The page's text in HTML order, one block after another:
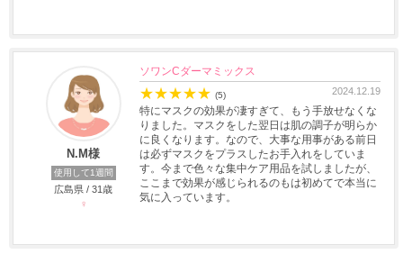
N.M様
使用して1週間
広島県 / 31歳
♀
ソワンCダーマミックス
★★★★★ (5) 2024.12.19
特にマスクの効果が凄すぎて、もう手放せなくな
りました。マスクをした翌日は肌の調子が明らか
に良くなります。なので、大事な用事がある前日
は必ずマスクをプラスしたお手入れをしていま
す。今まで色々な集中ケア用品を試しましたが、
ここまで効果が感じられるのもは初めてで本当に
気に入っています。